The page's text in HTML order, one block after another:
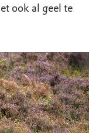
ook al geel te